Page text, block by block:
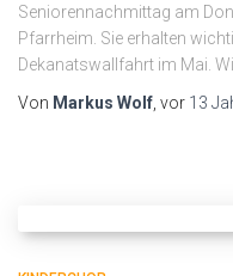
Seniorennachmittag am
Pfarrheim. Sie erhalten
Dekanatswallfahrt im Mai.
Von Markus Wolf , vor 13